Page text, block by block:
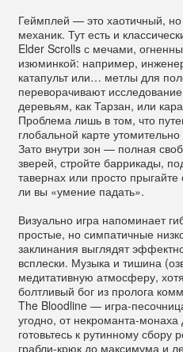
Геймплей — это хаотичный, но
механик. Тут есть и
Elder Scrolls с мечами,
изюминкой: например,
катапульт или… метлы для
переворачивают
деревьям, как Тарзан, или
Проблема лишь в том, что
глобальной карте
Зато внутри зон — полная
зверей, стройте баррикады,
тавернах или просто
ли вы «умение падать».
Визуально игра напоминает
простые, но симпатичные
заклинания выглядят
всплески. Музыка и тишина
медитативную атмосферу,
болтливый бог из пролога
The Bloodline — игра-
угодно, от некроманта-
готовьтесь к рутинному сбору
грабли-крюк до максимума и